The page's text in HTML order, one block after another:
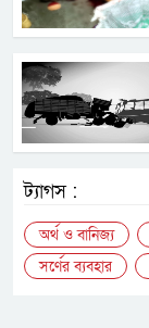
ট্যাগস :
অর্থ ও বানিজ্য
সর্ণের ব্যবহার